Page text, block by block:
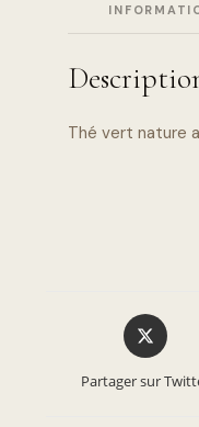
Thé vert nature
Partager sur